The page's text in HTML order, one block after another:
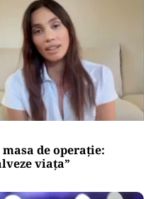
de operație:
viața”